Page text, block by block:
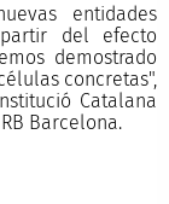
entidades
del efecto
demostrado
concretas",
Catalana
Barcelona.